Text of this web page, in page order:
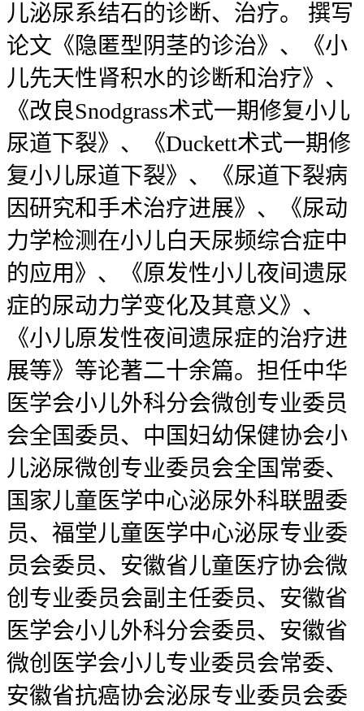
儿泌尿系结石的诊断、治疗。 撰写
论文《隐匿型阴茎的诊治》、《小
儿先天性肾积水的诊断和治疗》、
《改良Snodgrass术式一期修复小儿
尿道下裂》、《Duckett术式一期修
复小儿尿道下裂》、《尿道下裂病
因研究和手术治疗进展》、《尿动
力学检测在小儿白天尿频综合症中
的应用》、《原发性小儿夜间遗尿
症的尿动力学变化及其意义》、
《小儿原发性夜间遗尿症的治疗进
展等》等论著二十余篇。担任中华
医学会小儿外科分会微创专业委员
会全国委员、中国妇幼保健协会小
儿泌尿微创专业委员会全国常委、
国家儿童医学中心泌尿外科联盟委
员、福堂儿童医学中心泌尿专业委
员会委员、安徽省儿童医疗协会微
创专业委员会副主任委员、安徽省
医学会小儿外科分会委员、安徽省
微创医学会小儿专业委员会常委、
安徽省抗癌协会泌尿专业委员会委